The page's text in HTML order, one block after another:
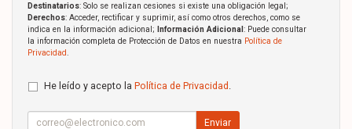
Destinatarios: Solo se realizan cesiones si existe una obligación legal;
Derechos: Acceder, rectificar y suprimir, así como otros derechos, como se
indica en la información adicional;
Información Adicional : Puede consultar
la información completa de Protección de Datos en nuestra Política de
Privacidad
He leído y acepto la Política de Privacidad
Enviar